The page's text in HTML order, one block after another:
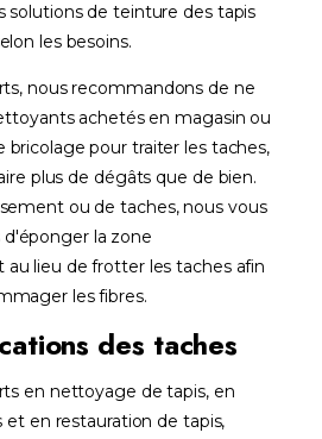
solutions de teinture des tapis
les besoins.
nous recommandons de ne
achetés en magasin ou
bricolage pour traiter les taches,
plus de dégâts que de bien.
ou de taches, nous vous
la zone
lieu de frotter les taches afin
les fibres.
des taches
en nettoyage de tapis, en
en restauration de tapis,